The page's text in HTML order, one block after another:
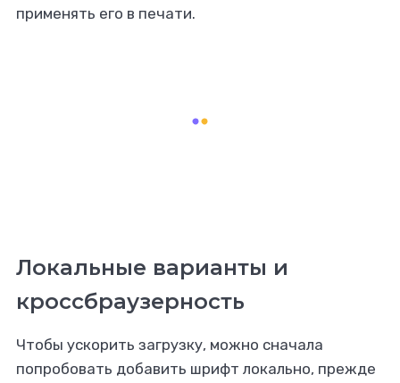
применять его в печати.
Локальные варианты и
кроссбраузерность
Чтобы ускорить загрузку, можно сначала
попробовать добавить шрифт локально, прежде